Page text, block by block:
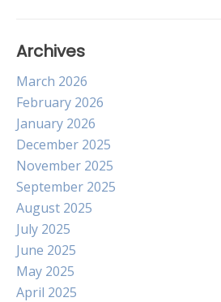
Archives
March 2026
February 2026
January 2026
December 2025
November 2025
September 2025
August 2025
July 2025
June 2025
May 2025
April 2025